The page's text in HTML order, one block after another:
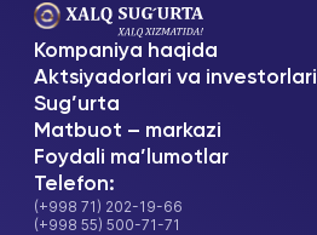
Kompaniya haqida
Aktsiyadorlari va investorlari
Sug’urta
Matbuot – markazi
Foydali ma’lumotlar
Telefon:
(+998 71) 202-19-66
(+998 55) 500-71-71